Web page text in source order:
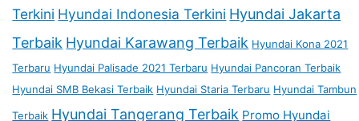
Terkini Hyundai Indonesia Terkini Hyundai Jakarta
Terbaik Hyundai Karawang Terbaik Hyundai Kona 2021
Terbaru Hyundai Palisade 2021 Terbaru Hyundai Pancoran Terbaik
Hyundai SMB Bekasi Terbaik Hyundai Staria Terbaru Hyundai Tambun
Terbaik Hyundai Tangerang Terbaik Promo Hyundai